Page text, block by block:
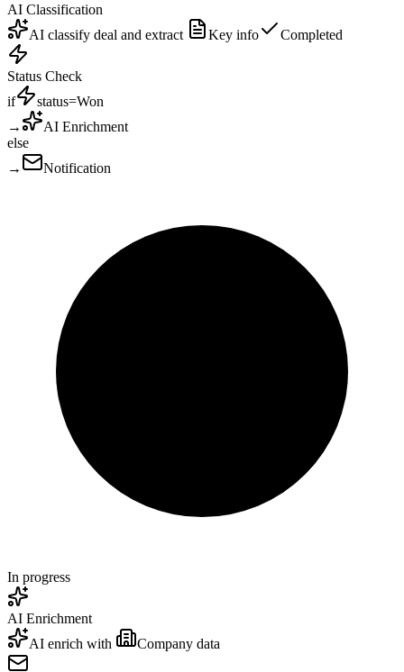
AI Classification
AI classify deal and extract Key info Completed
Status Check
if
status=Won
→
AI Enrichment
else
→
Notification
In progress
AI Enrichment
AI enrich with Company data